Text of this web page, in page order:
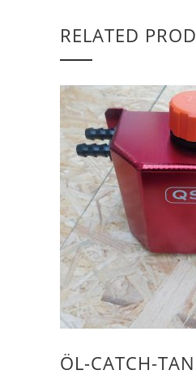
RELATED
ÖL-CATCH-